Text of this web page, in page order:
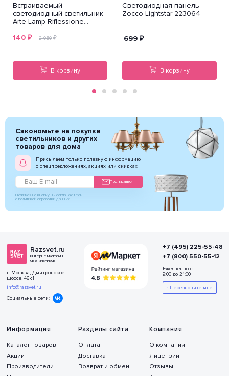
Встраиваемый
светодиодный светильник
Arte Lamp Riflessione
140 ₽ 2 050₽
В корзину
Светодиодная панель
Zocco Lightstar 223064
699 ₽
В корзину
Сэкономьте на покупке
светильников и других
товаров для дома
Присылаем только полезную информацию
о спецпредложениях, акциях или скидках
Подписаться
Нажимая на кнопку Вы соглашаетесь
с политикой обработки данных
Razsvet.ru
Интернет-магазин
светильников
г. Москва, Дмитровское
шоссе, 46к1
info@razsvet.ru
Социальные сети:
Информация
Каталог товаров
Акции
Производители
Разделы сайта
Оплата
Доставка
Возврат и обмен
Компания
О компании
Лицензии
Отзывы
+7 (495) 225-55-48
+7 (800) 550-55-12
Ежедневно с
9:00 до 21:00
Перезвоните мне